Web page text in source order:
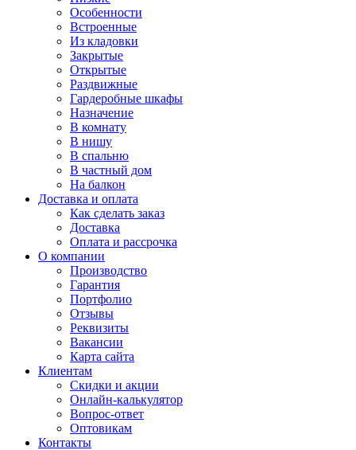
Особенности
Встроенные
Из кладовки
Закрытые
Открытые
Раздвижные
Гардеробные шкафы
Назначение
В комнату
В нишу
В спальню
В частный дом
На балкон
Доставка и оплата
Как сделать заказ
Доставка
Оплата и рассрочка
О компании
Производство
Гарантия
Портфолио
Отзывы
Реквизиты
Вакансии
Карта сайта
Клиентам
Скидки и акции
Онлайн-калькулятор
Вопрос-ответ
Оптовикам
Контакты